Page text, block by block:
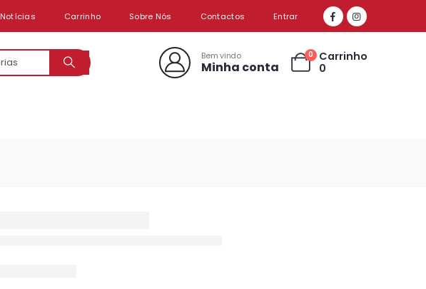
Notícias Carrinho Sobre Nós Contactos Entrar
Bem vindo
Minha conta
0
Carrinho
0